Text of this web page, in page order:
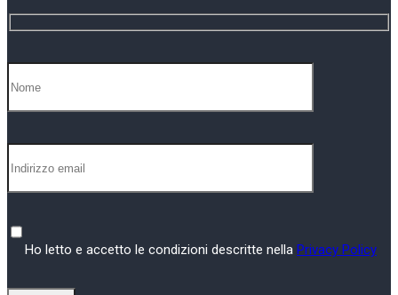
Ho letto e accetto le condizioni descritte nella Privacy Policy